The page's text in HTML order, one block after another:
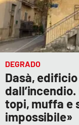
Cosenza
Lamezia Terme
PROGETTI
SPECIALI
Buona Sanità
DEGRADO
Dasà,
topi, muffa e
impossibile»